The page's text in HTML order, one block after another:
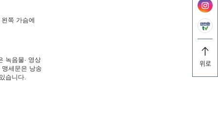
위로
쪽 가슴에
녹음물· 영상
세문은 낭송
습니다.